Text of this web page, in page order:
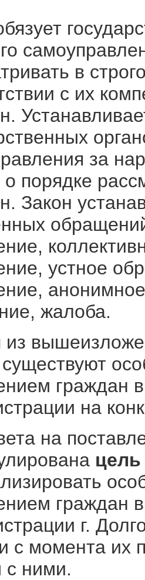
в
с их
за
о порядке
Закон
устное
жалоба.
из
граждан
на
на
граждан
г.
с момента их
с ними.